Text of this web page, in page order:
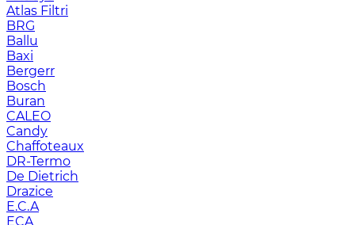
Atlas Filtri
BRG
Ballu
Baxi
Bergerr
Bosch
Buran
CALEO
Candy
Chaffoteaux
DR-Termo
De Dietrich
Drazice
E.C.A
ECA